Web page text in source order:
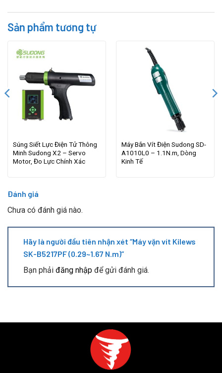
Sản phẩm tương tự
Súng Siết Lực Điện Tử Thông
Minh Sudong X2 – Servo
Motor, Đo Lực Chính Xác
Máy Bắn Vít Điện Sudong SD-
A1010L0 – 1.1N.m, Dòng
Kinh Tế
Đánh giá
Chưa có đánh giá nào.
Hãy là người đầu tiên nhận xét “Máy vặn vít Kilews
SK-B5217PF (0.29~1.67 N.m)”
Bạn phải đăng nhập để gửi đánh giá.